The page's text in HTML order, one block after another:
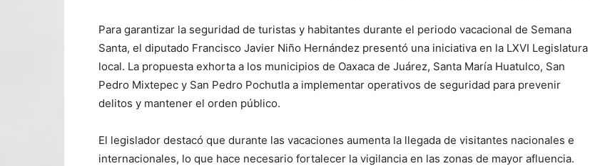
Para garantizar la seguridad de turistas y habitantes durante el periodo vacacional de Semana
Santa, el diputado Francisco Javier Niño Hernández presentó una iniciativa en la LXVI Legislatura
local. La propuesta exhorta a los municipios de Oaxaca de Juárez, Santa María Huatulco, San
Pedro Mixtepec y San Pedro Pochutla a implementar operativos de seguridad para prevenir
delitos y mantener el orden público.
El legislador destacó que durante las vacaciones aumenta la llegada de visitantes nacionales e
internacionales, lo que hace necesario fortalecer la vigilancia en las zonas de mayor afluencia.